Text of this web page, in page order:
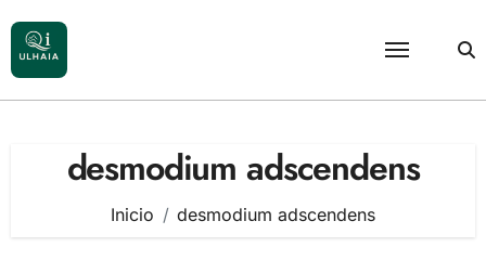
al
contenido
desmodium adscendens
Inicio desmodium adscendens